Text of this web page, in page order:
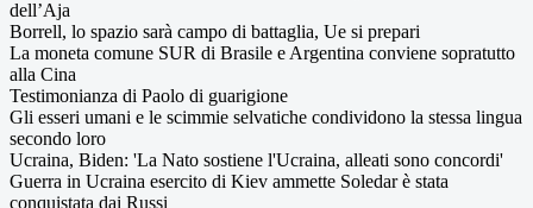
dell’Aja
Borrell, lo spazio sarà campo di battaglia, Ue si prepari
La moneta comune SUR di Brasile e Argentina conviene sopratutto
alla Cina
Testimonianza di Paolo di guarigione
Gli esseri umani e le scimmie selvatiche condividono la stessa lingua
secondo loro
Ucraina, Biden: 'La Nato sostiene l'Ucraina, alleati sono concordi'
Guerra in Ucraina esercito di Kiev ammette Soledar è stata
conquistata dai Russi